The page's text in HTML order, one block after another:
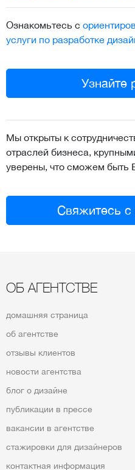
Ознакомьтесь с
услуги по разработке
Узнайте
Мы открыты к
отраслей бизнеса,
уверены, что сможем быть
Свяжитесь с
ОБ АГЕНТСТВЕ
домашняя страница
об агентстве
отзывы клиентов
новости агентства
блог о дизайне
публикации в прессе
вакансии в агентстве
стажировки для дизайнеров
контактная информация